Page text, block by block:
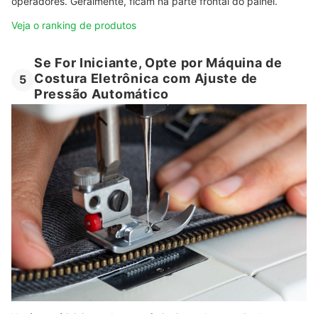
Veja o ranking de produtos
5
Se For Iniciante, Opte por Máquina de
Costura Eletrônica com Ajuste de
Pressão Automático